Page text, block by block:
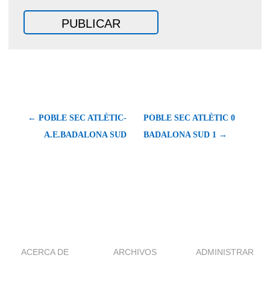
← POBLE SEC ATLÈTIC-
A.E.BADALONA SUD
POBLE SEC ATLÈTIC 0
BADALONA SUD 1 →
ACERCA DE ARCHIVOS ADMINISTRAR